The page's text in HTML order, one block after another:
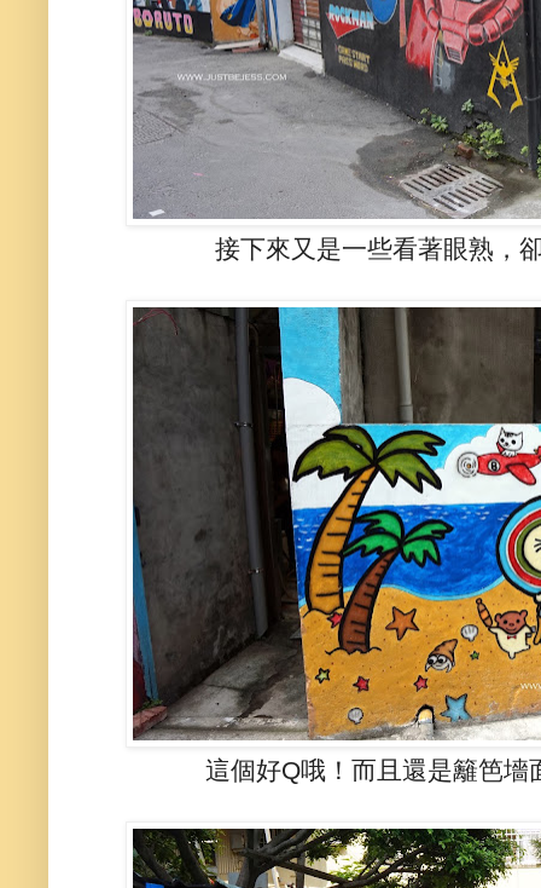
接下來又是一些看著眼熟，
這個好Q哦！而且還是籬笆